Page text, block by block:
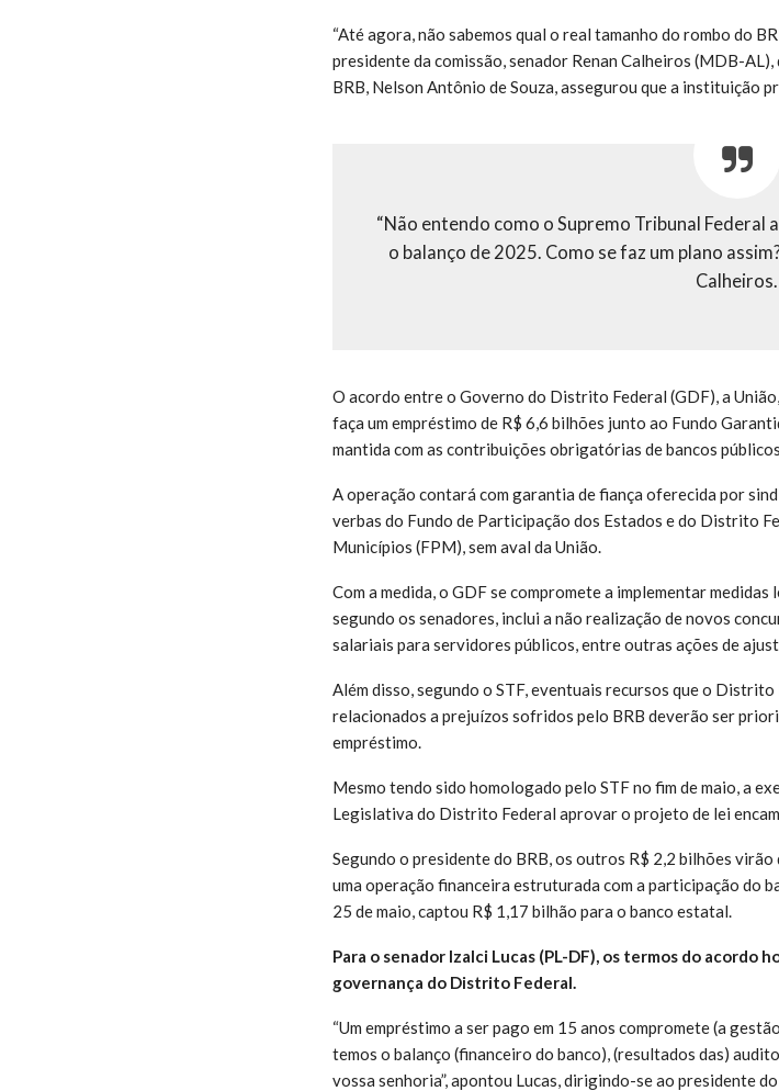
“Até agora, não sabemos qual o real tamanho do rombo do
presidente da comissão, senador Renan Calheiros (MDB-
BRB, Nelson Antônio de Souza, assegurou que a instituição
“Não entendo como o Supremo Tribunal Federal
o balanço de 2025. Como se faz um plano
Calheiros.
O acordo entre o Governo do Distrito Federal (GDF), a
faça um empréstimo de R$ 6,6 bilhões junto ao Fundo
mantida com as contribuições obrigatórias de bancos
A operação contará com garantia de fiança oferecida por
verbas do Fundo de Participação dos Estados e do Distrito
Municípios (FPM), sem aval da União.
Com a medida, o GDF se compromete a implementar
segundo os senadores, inclui a não realização de novos
salariais para servidores públicos, entre outras ações de
Além disso, segundo o STF, eventuais recursos que o
relacionados a prejuízos sofridos pelo BRB deverão ser
empréstimo.
Mesmo tendo sido homologado pelo STF no fim de maio, a
Legislativa do Distrito Federal aprovar o projeto de lei
Segundo o presidente do BRB, os outros R$ 2,2 bilhões
uma operação financeira estruturada com a participação do
25 de maio, captou R$ 1,17 bilhão para o banco estatal.
Para o senador Izalci Lucas (PL-DF), os termos do acordo
governança do Distrito Federal.
“Um empréstimo a ser pago em 15 anos compromete (a
temos o balanço (financeiro do banco), (resultados das)
vossa senhoria”, apontou Lucas, dirigindo-se ao presidente